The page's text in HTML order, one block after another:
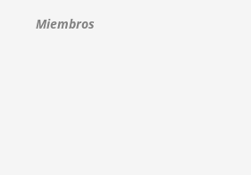
Miembros